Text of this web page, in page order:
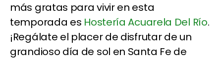
más gratas para vivir en esta
temporada es Hostería Acuarela Del Río.
¡Regálate el placer de disfrutar de un
grandioso día de sol en Santa Fe de